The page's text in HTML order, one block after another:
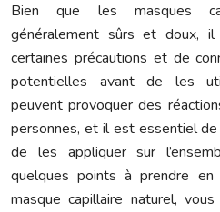
Bien que les masques
généralement sûrs et doux,
certaines précautions et de
potentielles avant de les
peuvent provoquer des
personnes, et il est essentiel
de les appliquer sur
quelques points à prendre en
masque capillaire naturel,